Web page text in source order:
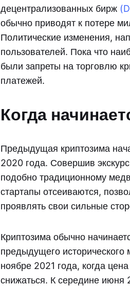
децентрализованных бирж
обычно приводят к потере
Политические изменения,
пользователей. Пока что
были запреты на торговлю
платежей.
Когда
Предыдущая криптозима
2020 года. Совершив
подобно традиционному
стартапы отсеиваются,
проявлять свои сильные
Криптозима обычно
предыдущего
ноябре 2021 года, когда
снижаться. К середине июня